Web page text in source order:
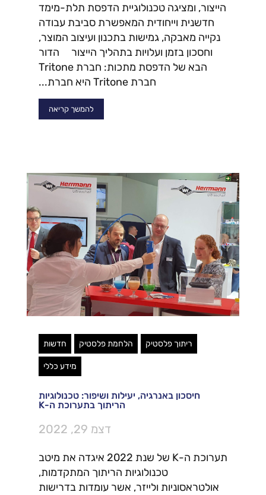
הייצור, ומציגה טכנולוגיית הדפסת תלת-מימד
חדשנית וייחודית המאפשרת סביבת עבודה
נקייה מאבקה, גמישות בתכנון ועיצוב המוצר,
וחסכון בזמן ועלויות בתהליך הייצור הדור
הבא של הדפסת מתכות: חברת Tritone
חברת Tritone היא חברת...
להמשך קריאה
ריתוך פלסטיק הלחמת פלסטיק חדשות
מידע כללי
חיסכון באנרגיה, יעילות ושיפור: טכנולוגיות
הריתוך בתערוכת ה-K
דצמ 29, 2022
תערוכת ה-K של שנת 2022 איגדה את מיטב
טכנולוגיות הריתוך המתקדמות,
אולטראסוניות ולייזר, אשר עומדות בדרישות